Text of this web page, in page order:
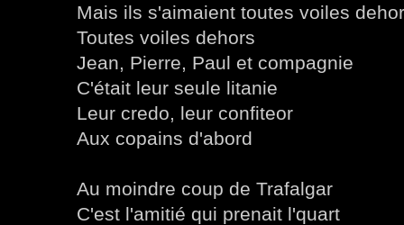
Mais ils s'aimaient toutes voiles
Toutes voiles dehors
Jean, Pierre, Paul et compagnie
C'était leur seule litanie
Leur credo, leur confiteor
Aux copains d'abord
Au moindre coup de Trafalgar
C'est l'amitié qui prenait l'quart